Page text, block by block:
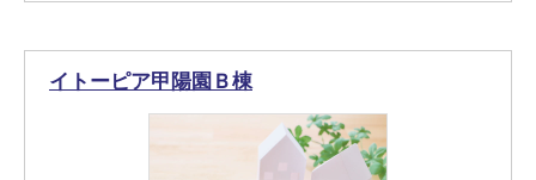
イトーピア甲陽園Ｂ棟